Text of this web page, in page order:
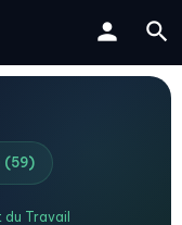
(59)
du Travail